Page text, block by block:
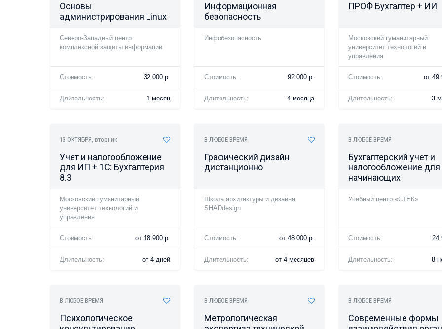
Основы
администрирования Linux
Северо-Западный центр
комплексной защиты информации
Стоимость: 32 000 р.
Длительность: 1 месяц
Информационная
безопасность
Инфобезопасность
Стоимость: 92 000 р.
Длительность: 4 месяца
ПРОФ Бухгалтер + ИИ
Московский гуманитарный
университет технологий и
управления
Стоимость: от 49
Длительность: 3
13 ОКТЯБРЯ , вторник
Учет и налогообложение
для ИП + 1С: Бухгалтерия
8.3
Московский гуманитарный
университет технологий и
управления
Стоимость: от 18 900 р.
Длительность: от 4 дней
В ЛЮБОЕ ВРЕМЯ
Графический дизайн
дистанционно
Школа архитектуры и дизайна
SHADdesign
Стоимость: от 48 000 р.
Длительность: от 4 месяцев
В ЛЮБОЕ ВРЕМЯ
Бухгалтерский учет и
налогообложение для
начинающих
Учебный центр «СТЕК»
Стоимость: 24
Длительность: 8
В ЛЮБОЕ ВРЕМЯ
Психологическое
В ЛЮБОЕ ВРЕМЯ
Метрологическая
В ЛЮБОЕ ВРЕМЯ
Современные формы